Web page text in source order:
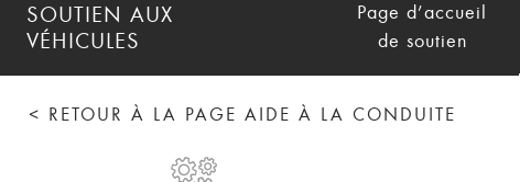
SOUTIEN AUX
VÉHICULES
Page d’accueil
de soutien
< RETOUR À LA PAGE AIDE À LA CONDUITE